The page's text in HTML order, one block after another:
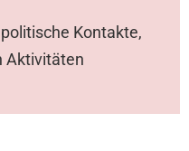
Kontakte,
Aktivitäten